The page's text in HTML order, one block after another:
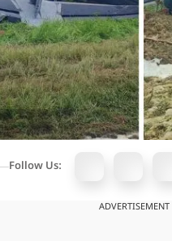
Follow Us:
ADVERTISEMENT